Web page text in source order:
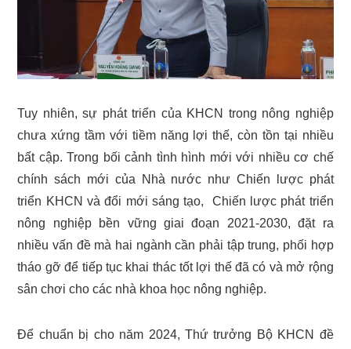
Tuy nhiên, sự phát triển của KHCN trong nông nghiệp
chưa xứng tầm với tiềm năng lợi thế, còn tồn tại nhiều
bất cập. Trong bối cảnh tình hình mới với nhiều cơ chế
chính sách mới của Nhà nước như Chiến lược phát
triển KHCN và đổi mới sáng tạo, Chiến lược phát triển
nông nghiệp bền vững giai đoạn 2021-2030, đặt ra
nhiều vấn đề mà hai ngành cần phải tập trung, phối hợp
tháo gỡ để tiếp tục khai thác tốt lợi thế đã có và mở rộng
sân chơi cho các nhà khoa học nông nghiệp.
Để chuẩn bị cho năm 2024, Thứ trưởng Bộ KHCN đề